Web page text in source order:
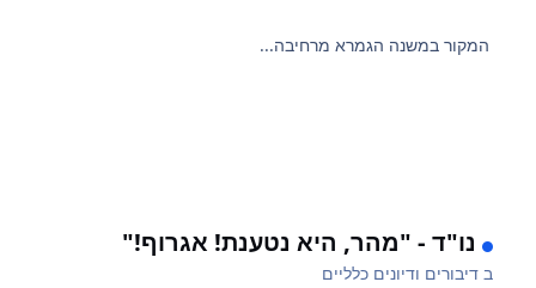
המקור במשנה הגמרא מרחיבה...
נו"ד - "מהר, היא נטענת! אגרוף!"
בדיבורים ודיונים כלליים